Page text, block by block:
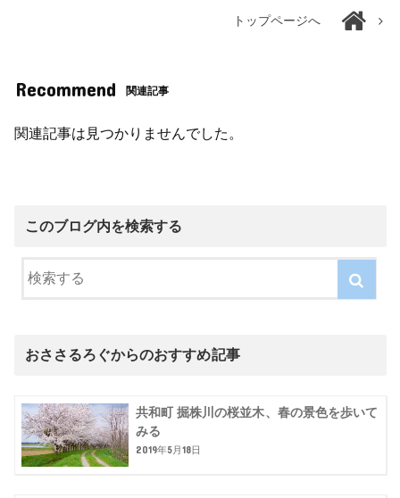
トップページへ
Recommend 関連記事
関連記事は見つかりませんでした。
このブログ内を検索する
おささるろぐからのおすすめ記事
共和町 掘株川の桜並木、春の景色を歩いて
みる
2019年5月18日